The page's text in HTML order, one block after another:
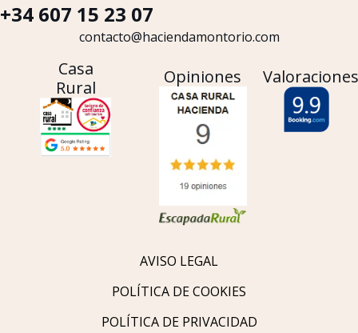
+34 607 15 23 07
contacto@haciendamontorio.com
Casa
Rural
Opiniones Valoraciones
AVISO LEGAL
POLÍTICA DE COOKIES
POLÍTICA DE PRIVACIDAD